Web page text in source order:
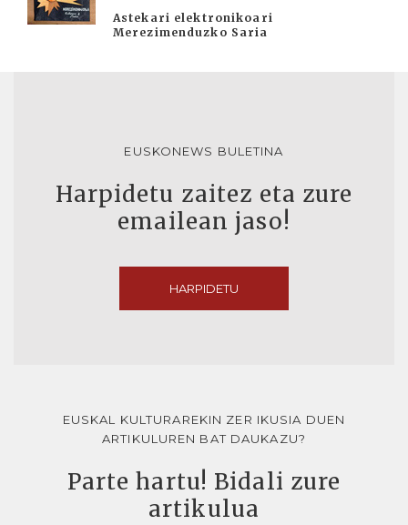
Astekari elektronikoari
Merezimenduzko Saria
EUSKONEWS BULETINA
Harpidetu zaitez eta zure
emailean jaso!
HARPIDETU
EUSKAL KULTURAREKIN ZER IKUSIA DUEN
ARTIKULUREN BAT DAUKAZU?
Parte hartu! Bidali zure
artikulua